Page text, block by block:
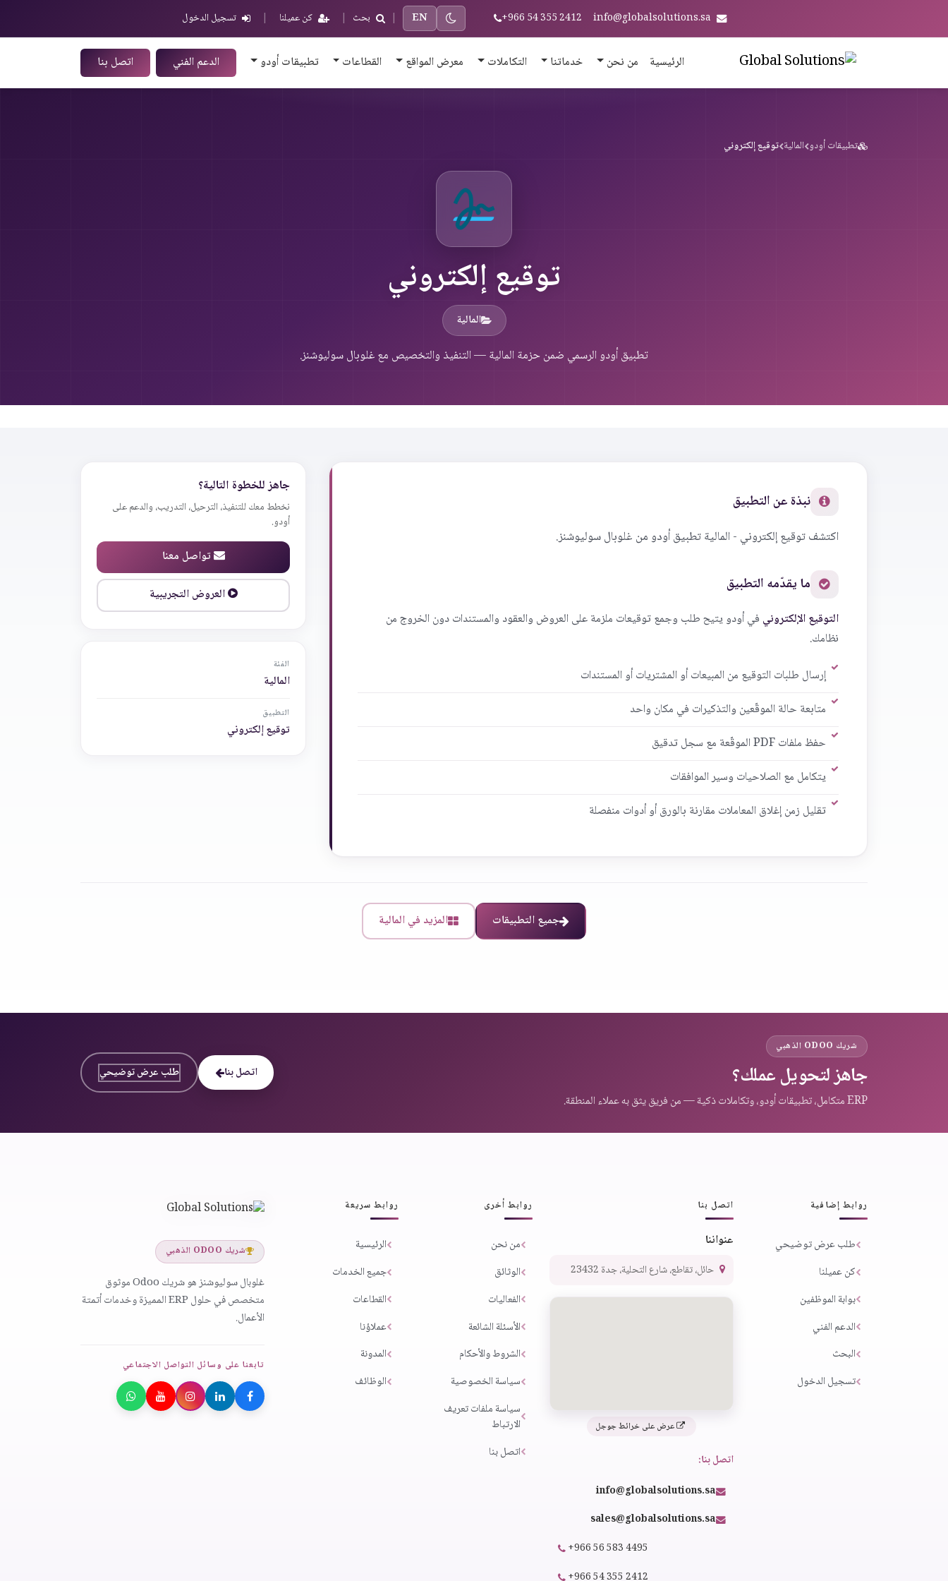
info@globalsolutions.sa
+966 54 355 2412
EN
| بحث | كن عميلنا | تسجيل الدخول
الرئيسية من نحن خدماتنا التكاملات معرض المواقع القطاعات تطبيقات أودو الدعم الفني اتصل بنا
تطبيقات أودو المالية توقيع إلكتروني
توقيع إلكتروني
المالية
تطبيق أودو الرسمي ضمن حزمة المالية — التنفيذ والتخصيص مع غلوبال سوليوشنز.
نبذة عن التطبيق
اكتشف توقيع إلكتروني - المالية تطبيق أودو من غلوبال سوليوشنز.
ما يقدّمه التطبيق
التوقيع الإلكتروني في أودو يتيح طلب وجمع توقيعات ملزمة على العروض والعقود والمستندات دون الخروج من
نظامك.
إرسال طلبات التوقيع من المبيعات أو المشتريات أو المستندات
متابعة حالة الموقّعين والتذكيرات في مكان واحد
حفظ ملفات PDF الموقّعة مع سجل تدقيق
يتكامل مع الصلاحيات وسير الموافقات
تقليل زمن إغلاق المعاملات مقارنة بالورق أو أدوات منفصلة
جاهز للخطوة التالية؟
نخطط معك للتنفيذ، الترحيل، التدريب، والدعم على
أودو.
تواصل معنا
العروض التجريبية
الفئة
المالية
التطبيق
توقيع إلكتروني
جميع التطبيقات المزيد في المالية
شريك ODOO الذهبي
جاهز لتحويل عملك؟
ERP متكامل، تطبيقات أودو، وتكاملات ذكية — من فريق يثق به عملاء المنطقة.
اتصل بنا طلب عرض توضيحي
شريك ODOO الذهبي
غلوبال سوليوشنز هو شريك Odoo موثوق
متخصص في حلول ERP المميزة وخدمات أتمتة
الأعمال.
تابعنا على وسائل التواصل الاجتماعي
روابط سريعة
الرئيسية
جميع الخدمات
القطاعات
عملاؤنا
المدونة
الوظائف
روابط أخرى
من نحن
الوثائق
الفعاليات
الأسئلة الشائعة
الشروط والأحكام
سياسة الخصوصية
سياسة ملفات تعريف
الارتباط
اتصل بنا
اتصل بنا
عنواننا
حائل، تقاطع، شارع التحلية، جدة 23432
عرض على خرائط جوجل
اتصل بنا:
info@globalsolutions.sa
sales@globalsolutions.sa
+966 56 583 4495
+966 54 355 2412
روابط إضافية
طلب عرض توضيحي
كن عميلنا
بوابة الموظفين
الدعم الفني
البحث
تسجيل الدخول